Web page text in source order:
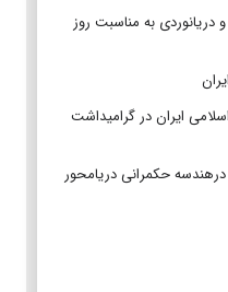
دریانوردی به مناسبت روز
ایران در گرامیداشت
درهندسه حکمرانی دریامحور